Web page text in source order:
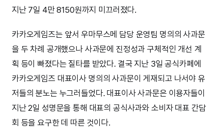
지난 7일 4만 8150원까지 미끄러졌다.
카카오게임즈는 앞서 우마무스메 담당 운영팀 명의의 사과문
을 두 차례 공개했으나 사과문에 진정성과 구체적인 개선 계
획 등이 빠졌다는 질타를 받았다. 결국 지난 3일 공식카페에
카카오게임즈 대표이사 명의의 사과문이 게재되고 나서야 유
저들의 분노는 누그러들었다. 대표이사 사과문은 이용자들이
지난 2일 성명문을 통해 대표의 공식사과와 소비자 대표 간담
회 등을 요구한 데 따른 것이다.